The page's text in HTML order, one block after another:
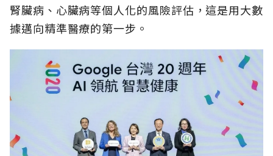
腎臟病、心臟病等個人化的風險評估，這是用大數
據邁向精準醫療的第一步。